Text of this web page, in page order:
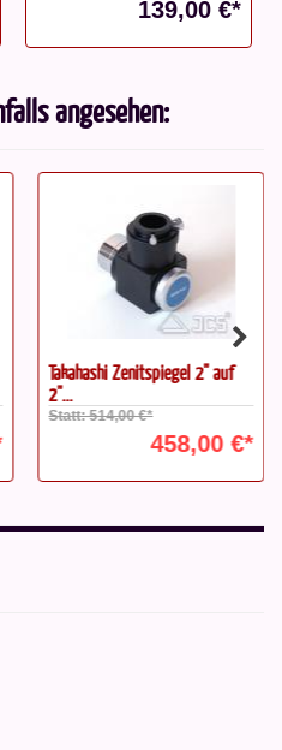
139,00 €*
angesehen:
Takahashi Zenitspiegel 2" auf
2"...
Statt: 514,00 €*
458,00 €*